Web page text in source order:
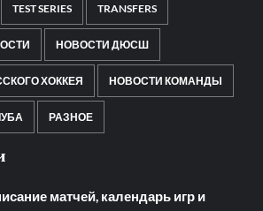
TEST SERIES TRANSFERS
НОВОСТИ ДЮСШ
ХОККЕЯ НОВОСТИ КОМАНДЫ
РАЗНОЕ
матчей, календарь игр и